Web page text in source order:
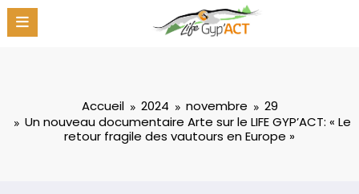
Aller
contenu
Accueil 2024 novembre
29
Un nouveau documentaire Arte sur le LIFE GYP’ACT: « Le
retour fragile des vautours en Europe »